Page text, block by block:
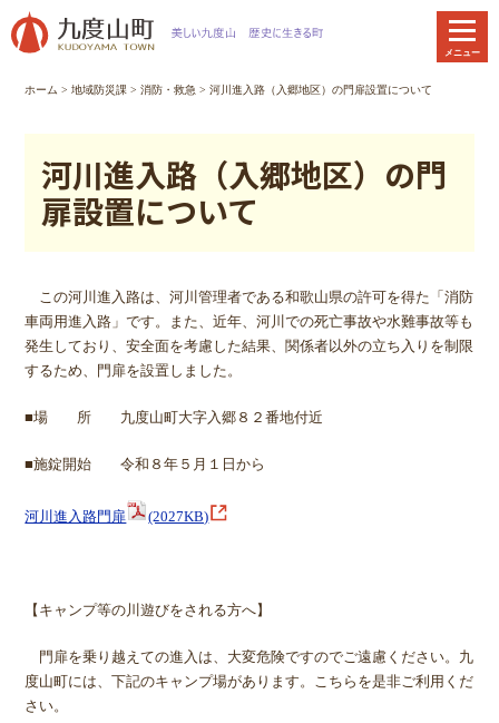
文
メニュー
ホーム >地域防災課 >消防・救急 > 河川進入路（入郷地区）の門扉設置について
河川進入路（入郷地区）の門
扉設置について
この河川進入路は、河川管理者である和歌山県の許可を得た「消防
車両用進入路」です。また、近年、河川での死亡事故や水難事故等も
発生しており、安全面を考慮した結果、関係者以外の立ち入りを制限
するため、門扉を設置しました。
■場 所 九度山町大字入郷８２番地付近
■施錠開始 令和８年５月１日から
河川進入路門扉 (2027KB)
【キャンプ等の川遊びをされる方へ】
門扉を乗り越えての進入は、大変危険ですのでご遠慮ください。九
度山町には、下記のキャンプ場があります。こちらを是非ご利用くだ
さい。